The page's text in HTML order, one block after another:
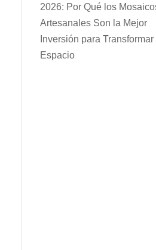
2026: Por Qué los
Artesanales Son la Mejor
Inversión para Transformar
Espacio